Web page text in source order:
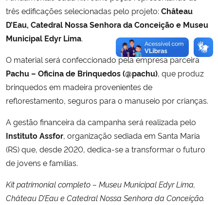
três edificações selecionadas pelo projeto: Château
D’Eau, Catedral Nossa Senhora da Conceição e Museu
Municipal Edyr Lima.
O material será confeccionado pela empresa parceira
Pachu – Oficina de Brinquedos (@pachu), que produz
brinquedos em madeira provenientes de
reflorestamento, seguros para o manuseio por crianças.
A gestão financeira da campanha será realizada pelo
Instituto Assfor, organização sediada em Santa Maria
(RS) que, desde 2020, dedica-se a transformar o futuro
de jovens e famílias.
Kit patrimonial completo – Museu Municipal Edyr Lima,
Château D’Eau e Catedral Nossa Senhora da Conceição.